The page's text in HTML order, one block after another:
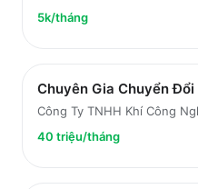
5k/tháng
Chuyên Gia Chuyển Đổi
Công Ty TNHH Khí Công
40 triệu/tháng